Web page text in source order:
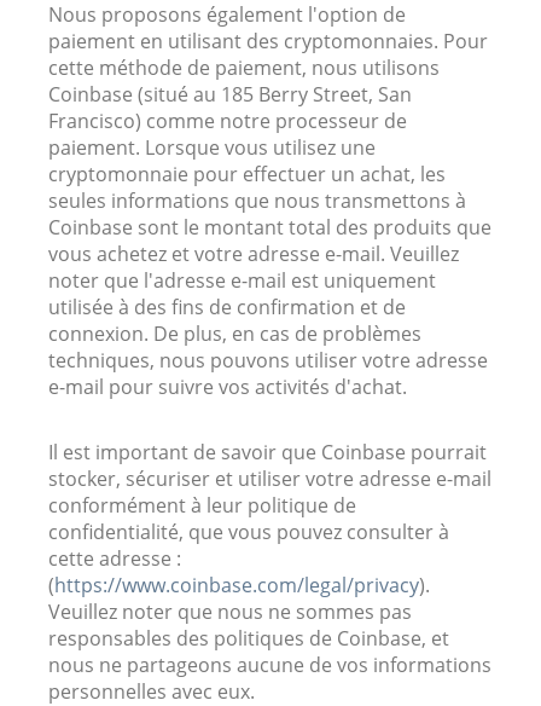
Nous proposons également l'option de
paiement en utilisant des cryptomonnaies. Pour
cette méthode de paiement, nous utilisons
Coinbase (situé au 185 Berry Street, San
Francisco) comme notre processeur de
paiement. Lorsque vous utilisez une
cryptomonnaie pour effectuer un achat, les
seules informations que nous transmettons à
Coinbase sont le montant total des produits que
vous achetez et votre adresse e-mail. Veuillez
noter que l'adresse e-mail est uniquement
utilisée à des fins de confirmation et de
connexion. De plus, en cas de problèmes
techniques, nous pouvons utiliser votre adresse
e-mail pour suivre vos activités d'achat.
Il est important de savoir que Coinbase pourrait
stocker, sécuriser et utiliser votre adresse e-mail
conformément à leur politique de
confidentialité, que vous pouvez consulter à
cette adresse :
(https://www.coinbase.com/legal/privacy).
Veuillez noter que nous ne sommes pas
responsables des politiques de Coinbase, et
nous ne partageons aucune de vos informations
personnelles avec eux.